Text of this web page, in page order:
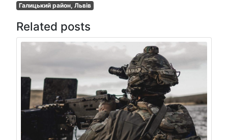
Галицький район, Львів
Related posts